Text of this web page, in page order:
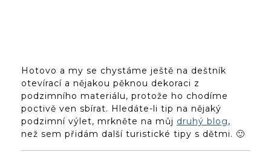
Hotovo a my se chystáme ještě na deštník
otevírací a nějakou pěknou dekoraci z
podzimního materiálu, protože ho chodíme
poctivě ven sbírat. Hledáte-li tip na nějaký
podzimní výlet, mrkněte na můj druhý blog,
než sem přidám další turistické tipy s dětmi. 🙂